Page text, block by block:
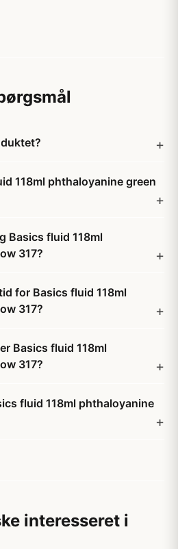
118ml phthaloyanine green
Basics fluid 118ml
317?
for Basics fluid 118ml
317?
Basics fluid 118ml
317?
fluid 118ml phthaloyanine
interesseret i